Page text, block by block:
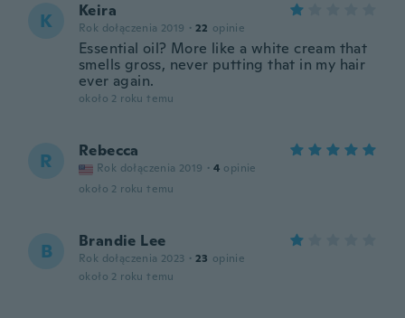
K Keira
Rok dołączenia 2019 · 22 opinie
Essential oil? More like a white cream that
smells gross, never putting that in my hair
ever again.
około 2 roku temu
R Rebecca
Rok dołączenia 2019 · 4 opinie
około 2 roku temu
B Brandie Lee
Rok dołączenia 2023 · 23 opinie
około 2 roku temu